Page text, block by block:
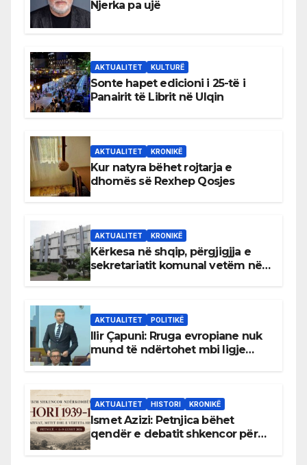
Njerka pa ujë
AKTUALITET KULTURË
Sonte hapet edicioni i 25-të i
Panairit të Librit në Ulqin
AKTUALITET KRONIKË
Kur natyra bëhet rojtarja e
dhomës së Rexhep Qosjes
AKTUALITET KRONIKË
Kërkesa në shqip, përgjigjja e
sekretariatit komunal vetëm në
AKTUALITET POLITIKË
Ilir Çapuni: Rruga evropiane nuk
mund të ndërtohet mbi ligje
AKTUALITET HISTORI KRONIKË
Ismet Azizi: Petnjica bëhet
qendër e debatit shkencor për